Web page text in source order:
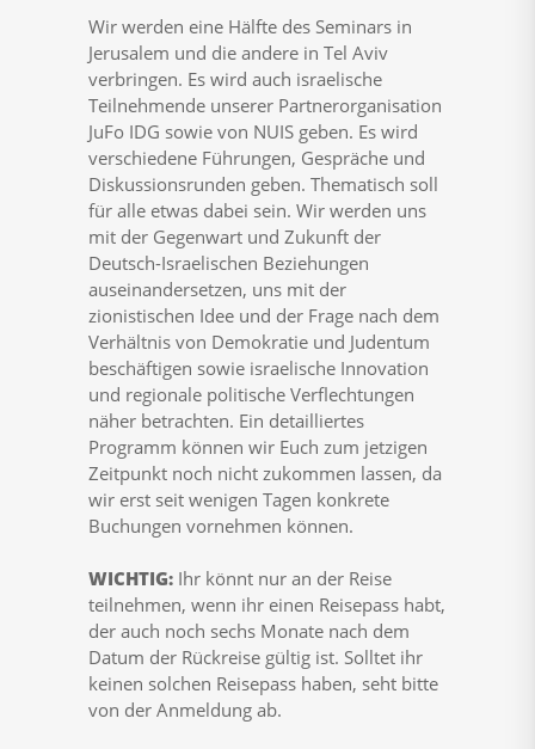
Wir werden eine Hälfte des Seminars in
Jerusalem und die andere in Tel Aviv
verbringen. Es wird auch israelische
Teilnehmende unserer Partnerorganisation
JuFo IDG sowie von NUIS geben. Es wird
verschiedene Führungen, Gespräche und
Diskussionsrunden geben. Thematisch soll
für alle etwas dabei sein. Wir werden uns
mit der Gegenwart und Zukunft der
Deutsch-Israelischen Beziehungen
auseinandersetzen, uns mit der
zionistischen Idee und der Frage nach dem
Verhältnis von Demokratie und Judentum
beschäftigen sowie israelische Innovation
und regionale politische Verflechtungen
näher betrachten. Ein detailliertes
Programm können wir Euch zum jetzigen
Zeitpunkt noch nicht zukommen lassen, da
wir erst seit wenigen Tagen konkrete
Buchungen vornehmen können.
WICHTIG: Ihr könnt nur an der Reise
teilnehmen, wenn ihr einen Reisepass habt,
der auch noch sechs Monate nach dem
Datum der Rückreise gültig ist. Solltet ihr
keinen solchen Reisepass haben, seht bitte
von der Anmeldung ab.